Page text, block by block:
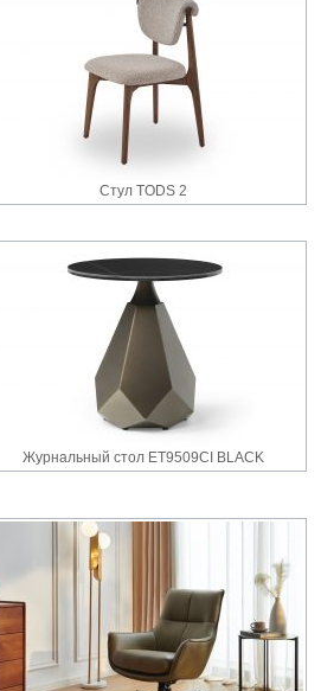
Стул TODS 2
Журнальный стол ET9509CI BLACK